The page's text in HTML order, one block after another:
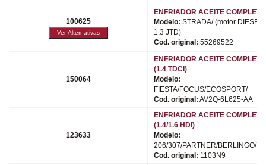
100625
ENFRIADOR ACEITE COMPLETO
Modelo: STRADA/ (motor DIESEL
1.3 JTD)
Cod. original: 55269522
150064
ENFRIADOR ACEITE COMPLETO
(1.4 TDCI)
Modelo:
FIESTA/FOCUS/ECOSPORT/
Cod. original: AV2Q-6L625-AA
123633
ENFRIADOR ACEITE COMPLETO
(1.4/1.6 HDI)
Modelo:
206/307/PARTNER/BERLINGO/
Cod. original: 1103N9